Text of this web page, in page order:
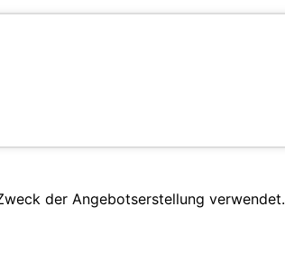
der Angebotserstellung verwendet.